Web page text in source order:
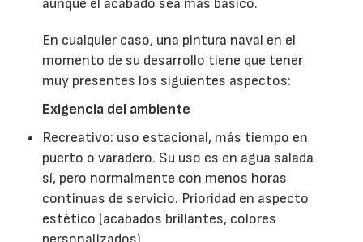
aunque el acabado sea más básico.
En cualquier caso, una pintura naval en el
momento de su desarrollo tiene que tener
muy presentes los siguientes aspectos:
Exigencia del ambiente
Recreativo: uso estacional, más tiempo en
puerto o varadero. Su uso es en agua salada
sí, pero normalmente con menos horas
continuas de servicio. Prioridad en aspecto
estético (acabados brillantes, colores